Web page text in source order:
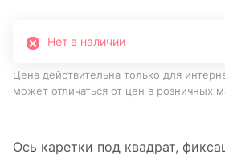
Нет в наличии
Цена действительна только для
может отличаться от цен в розничных
Ось каретки под квадрат,